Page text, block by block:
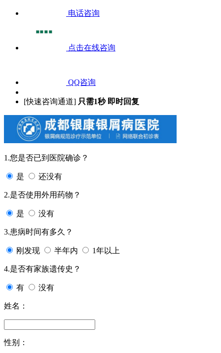
电话咨询
点击在线咨询
QQ咨询
[快速咨询通道] 只需1秒 即时回复
1.您是否已到医院确诊？
是 还没有
2.是否使用外用药物？
是 没有
3.患病时间有多久？
刚发现 半年内 1年以上
4.是否有家族遗传史？
有 没有
姓名：
性别：